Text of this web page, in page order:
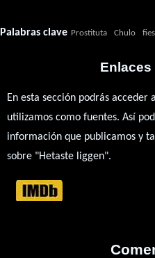
Palabras clave Prostituta Chulo
Enlaces
En esta sección podrás acceder
utilizamos como fuentes. Así
información que publicamos y
sobre "Hetaste liggen".